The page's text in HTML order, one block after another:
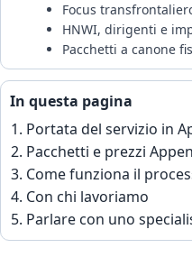
Focus
HNWI, dirigenti e
Pacchetti a canone
In questa pagina
Portata del servizio in
Pacchetti e prezzi
Come funziona il
Con chi lavoriamo
Parlare con uno